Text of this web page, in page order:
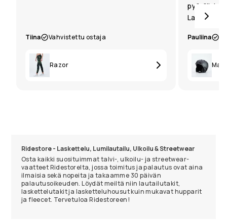
Tiina Vahvistettu ostaja
Razor
Laadukas
Pauliina
Ridestore - Laskettelu, Lumilautailu, Ulkoilu & Streetwear
Osta kaikki suosituimmat talvi-, ulkoilu- ja streetwear-
vaatteet Ridestorelta, jossa toimitus ja palautus ovat aina
ilmaisia sekä nopeita ja takaamme 30 päivän
palautusoikeuden. Löydät meiltä niin lautailutakit,
laskettelutakit ja lasketteluhousut kuin mukavat hupparit
ja fleecet. Tervetuloa Ridestoreen!